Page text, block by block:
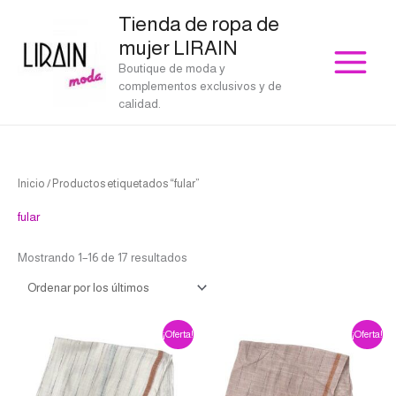
contenido
Tienda de ropa de
mujer LIRAIN
Boutique de moda y
complementos exclusivos y de
calidad.
Inicio / Productos etiquetados “fular”
fular
Mostrando 1–16 de 17 resultados
Ordenado
por
¡Oferta!
precio
original
era:
€26.00.
precio
actual
es:
€23.40.
¡Oferta!
precio
original
era:
€26.00.
precio
actual
es:
€23.40.